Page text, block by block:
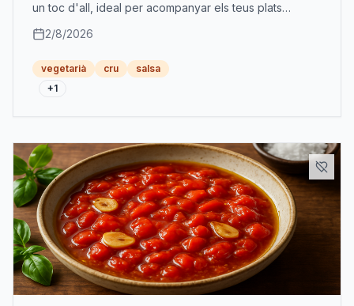
un toc d'all, ideal per acompanyar els teus plats
preferits.
2/8/2026
vegetarià cru
salsa
+1